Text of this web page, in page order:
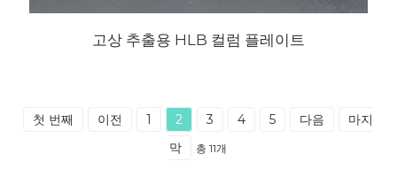
고상 추출용 HLB 컬럼 플레이트
첫 번째 이전 1 2 3 4 5 다음
마지
막
총 11개